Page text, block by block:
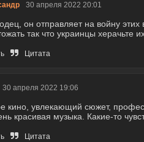
30 апреля 2022 20:01
он отправляет на войну этих
так что украинцы херачьте
Цитата
30 апреля 2022 19:06
кино, увлекающий сюжет,
красивая музыка. Какие-то
Цитата